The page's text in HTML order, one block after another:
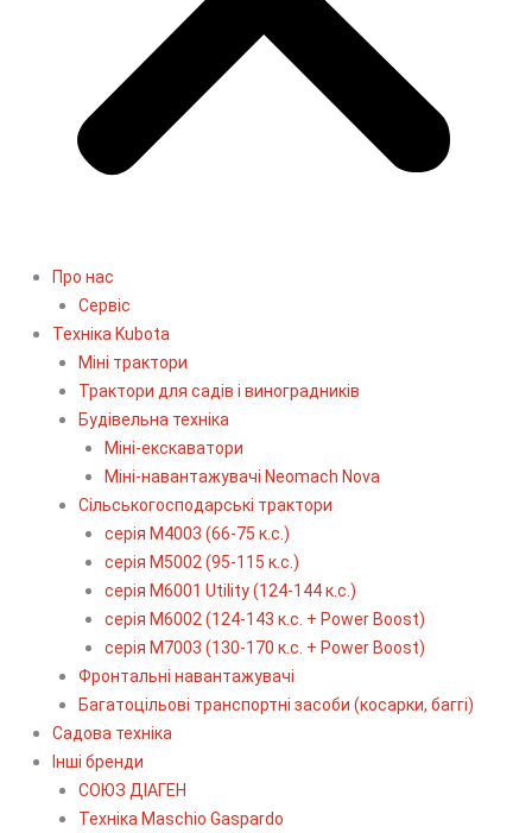
Про нас
Сервіс
Технiка Kubota
Міні трактори
Трактори для садів і виноградників
Будівельна техніка
Міні-екскаватори
Міні-навантажувачі Neomach Nova
Сільськогосподарські трактори
серія М4003 (66-75 к.с.)
серія М5002 (95-115 к.с.)
серія M6001 Utility (124-144 к.с.)
серія М6002 (124-143 к.с. + Power Boost)
серія М7003 (130-170 к.с. + Power Boost)
Фронтальні навантажувачі
Багатоцільові транспортні засоби (косарки, баггі)
Садова техніка
Інші бренди
СОЮЗ ДІАГЕН
Техніка Maschio Gaspardo